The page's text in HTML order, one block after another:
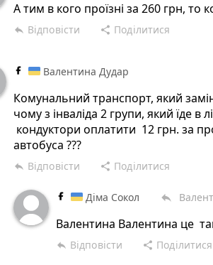
А тим в кого проїзні за 260 грн, то
reply Відповісти share Поділитися
Валентина Дудар
Комунальний транспорт, який
чому з інваліда 2 групи, який їде в
кондуктори оплатити 12 грн. за
автобуса ???
reply Відповісти share Поділитися
Діма Сокол reply
Валентина Валентина це
reply Відповісти share Поділитися